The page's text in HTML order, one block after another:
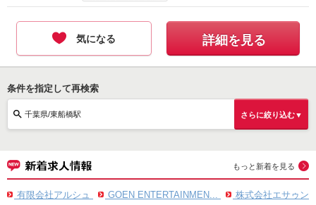
気になる 詳細を見る
条件を指定して再検索
千葉県/東船橋駅 さらに絞り込む▼
もっと新着を見る
有限会社アルシュ GOEN ENTERTAINMEN...
株式会社エサゥン